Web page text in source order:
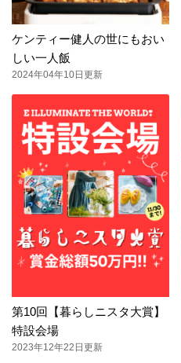
ケンティー健人の世にもおい
しい一人飯
2024年04年10日更新
第10回【暮らしニスタ大賞】
特設会場
2023年12年22日更新